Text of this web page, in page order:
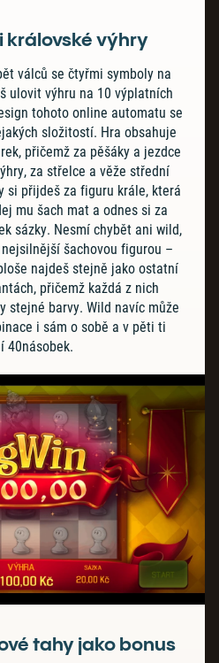
královské výhry
válců se čtyřmi symboly na
ulovit výhru na 10 výplatních
tohoto online automatu se
složitostí. Hra obsahuje
přičemž za pěšáky a jezdce
za střelce a věže střední
si přijdeš za figuru krále, která
mu šach mat a odnes si za
sázky. Nesmí chybět ani wild,
šachovou figurou –
najdeš stejně jako ostatní
přičemž každá z nich
stejné barvy. Wild navíc může
i sám o sobě a v pěti ti
40násobek.
tahy jako bonus